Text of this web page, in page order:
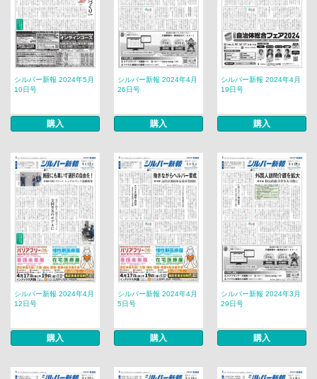
シルバー新報 2024年5月
10日号
購入
シルバー新報 2024年4月
26日号
購入
シルバー新報 2024年4月
19日号
購入
シルバー新報 2024年4月
12日号
購入
シルバー新報 2024年4月
5日号
購入
シルバー新報 2024年3月
29日号
購入